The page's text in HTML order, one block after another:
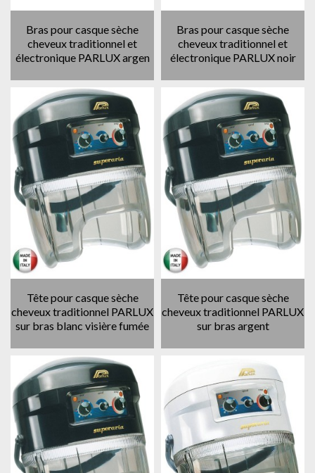
Bras pour casque sèche
cheveux traditionnel et
électronique PARLUX argen
Bras pour casque sèche
cheveux traditionnel et
électronique PARLUX noir
Tête pour casque sèche
cheveux traditionnel PARLUX
sur bras blanc visière fumée
Tête pour casque sèche
cheveux traditionnel PARLUX
sur bras argent